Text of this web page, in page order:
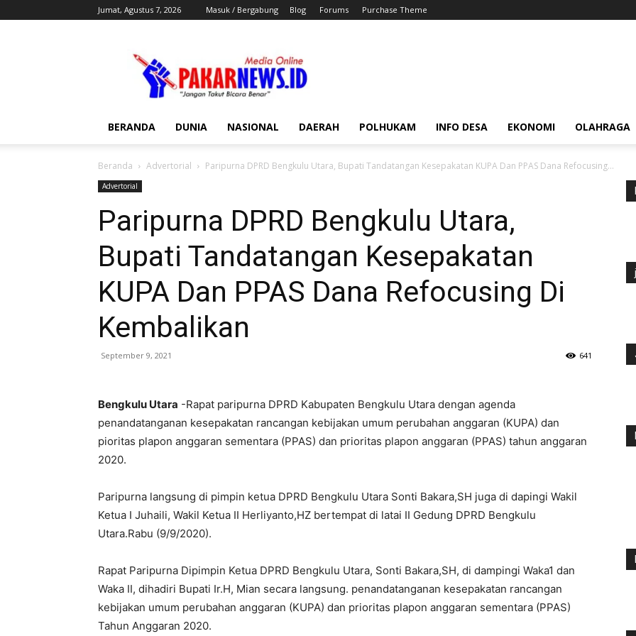
Jumat, Agustus 7, 2026 Masuk / Bergabung Blog Forums Purchase Theme
BERANDA DUNIA NASIONAL DAERAH POLHUKAM INFO DESA EKONOMI OLAHRAGA
Beranda Advertorial Paripurna DPRD Bengkulu Utara, Bupati Tandatangan Kesepakatan KUPA Dan PPAS Dana Refocusing...
Advertorial
Paripurna DPRD Bengkulu Utara,
Bupati Tandatangan Kesepakatan
KUPA Dan PPAS Dana Refocusing Di
Kembalikan
September 9, 2021 641
Bengkulu Utara -Rapat paripurna DPRD Kabupaten Bengkulu Utara dengan agenda
penandatanganan kesepakatan rancangan kebijakan umum perubahan anggaran (KUPA) dan
pioritas plapon anggaran sementara (PPAS) dan prioritas plapon anggaran (PPAS) tahun anggaran
2020.
Paripurna langsung di pimpin ketua DPRD Bengkulu Utara Sonti Bakara,SH juga di dapingi Wakil
Ketua I Juhaili, Wakil Ketua II Herliyanto,HZ bertempat di latai II Gedung DPRD Bengkulu
Utara.Rabu (9/9/2020).
Rapat Paripurna Dipimpin Ketua DPRD Bengkulu Utara, Sonti Bakara,SH, di dampingi Waka1 dan
Waka II, dihadiri Bupati Ir.H, Mian secara langsung. penandatanganan kesepakatan rancangan
kebijakan umum perubahan anggaran (KUPA) dan prioritas plapon anggaran sementara (PPAS)
Tahun Anggaran 2020.